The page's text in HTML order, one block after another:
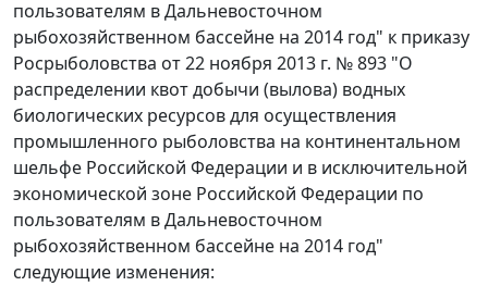
пользователям в Дальневосточном
рыбохозяйственном бассейне на 2014 год" к приказу
Росрыболовства от 22 ноября 2013 г. № 893 "О
распределении квот добычи (вылова) водных
биологических ресурсов для осуществления
промышленного рыболовства на континентальном
шельфе Российской Федерации и в исключительной
экономической зоне Российской Федерации по
пользователям в Дальневосточном
рыбохозяйственном бассейне на 2014 год"
следующие изменения: